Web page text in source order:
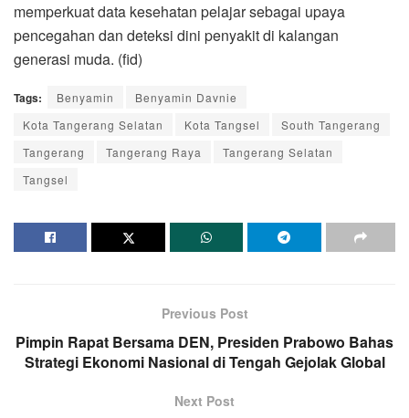
memperkuat data kesehatan pelajar sebagai upaya
pencegahan dan deteksi dini penyakit di kalangan
generasi muda. (fid)
Tags: Benyamin
Benyamin Davnie
Kota Tangerang Selatan
Kota Tangsel
South Tangerang
Tangerang
Tangerang Raya
Tangerang Selatan
Tangsel
Previous Post
Pimpin Rapat Bersama DEN, Presiden Prabowo Bahas
Strategi Ekonomi Nasional di Tengah Gejolak Global
Next Post